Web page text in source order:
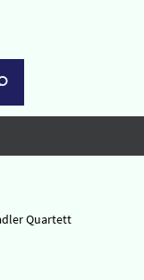
Quartett